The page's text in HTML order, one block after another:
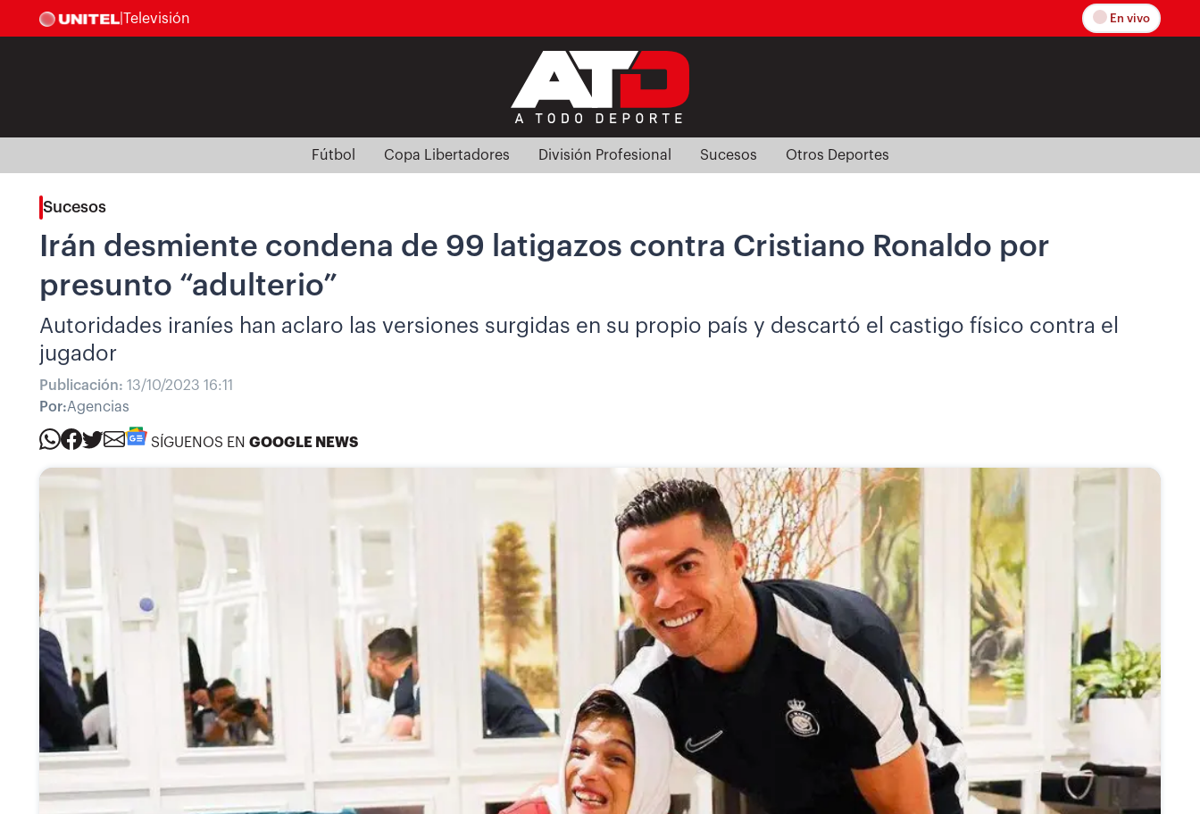
Televisión En vivo
Fútbol Copa Libertadores División Profesional Sucesos Otros Deportes
Sucesos
Irán desmiente condena de 99 latigazos contra Cristiano Ronaldo por
presunto “adulterio”
Autoridades iraníes han aclaro las versiones surgidas en su propio país y descartó el castigo físico contra el
jugador
Publicación: 13/10/2023 16:11
Por:Agencias
SÍGUENOS EN GOOGLE NEWS